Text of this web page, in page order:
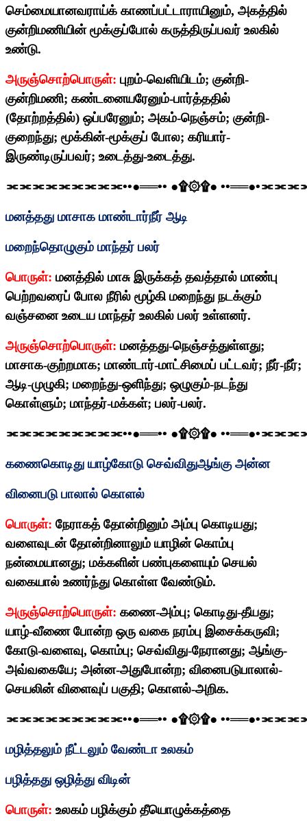
செம்மையானவராய்க் காணப்பட்டாராயினும், அகத்தில்
குன்றிமணியின் மூக்குப்போல் கருத்திருப்பவர் உலகில்
உண்டு.
அருஞ்சொற்பொருள்: புறம்-வெளியிடம்; குன்றி-
குன்றிமணி; கண்டனையரேனும்-பார்த்ததில்
(தோற்றத்தில்) ஒப்பரேனும்; அகம்-நெஞ்சம்; குன்றி-
குறைந்து; மூக்கின்-மூக்குப் போல; கரியார்-
இருண்டிருப்பவர்; உடைத்து-உடைத்து.
⫘⫘⫘⫘⫘⫘⫘⫘⫘••●══•• ●۩۞۩● ••══●•
மனத்தது மாசாக மாண்டார்நீர் ஆடி
மறைந்தொழுகும் மாந்தர் பலர்
பொருள்: மனத்தில் மாசு இருக்கத் தவத்தால் மாண்பு
பெற்றவரைப் போல நீரில் மூழ்கி மறைந்து நடக்கும்
வஞ்சனை உடைய மாந்தர் உலகில் பலர் உள்ளனர்.
அருஞ்சொற்பொருள்: மனத்தது-நெஞ்சத்துள்ளது;
மாசாக-குற்றமாக; மாண்டார்-மாட்சிமைப் பட்டவர்; நீர்-நீர்;
ஆடி-முழுகி; மறைந்து-ஒளிந்து; ஒழுகும்-நடந்து
கொள்ளும்; மாந்தர்-மக்கள்; பலர்-பலர்.
⫘⫘⫘⫘⫘⫘⫘⫘⫘••●══•• ●۩۞۩● ••══●•
கணைகொடிது யாழ்கோடு செவ்விதுஆங்கு அன்ன
வினைபடு பாலால் கொளல்
பொருள்: நேராகத் தோன்றினும் அம்பு கொடியது;
வளைவுடன் தோன்றினாலும் யாழின் கொம்பு
நன்மையானது; மக்களின் பண்புகளையும் செயல்
வகையால் உணர்ந்து கொள்ள வேண்டும்.
அருஞ்சொற்பொருள்: கணை-அம்பு; கொடிது-தீயது;
யாழ்-வீணை போன்ற ஒரு வகை நரம்பு இசைக்கருவி;
கோடு-வளைவு, கொம்பு; செவ்விது-நேரானது; ஆங்கு-
அவ்வகையே; அன்ன-அதுபோன்ற; வினைபடுபாலால்-
செயலின் விளைவுப் பகுதி; கொளல்-அறிக.
⫘⫘⫘⫘⫘⫘⫘⫘⫘••●══•• ●۩۞۩● ••══●•
மழித்தலும் நீட்டலும் வேண்டா உலகம்
பழித்தது ஒழித்து விடின்
பொருள்: உலகம் பழிக்கும் தீயொழுக்கத்தை